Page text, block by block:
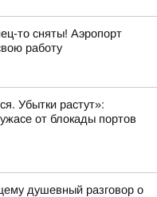
то сняты! Аэропорт
работу
Убытки растут»:
от блокады портов
душевный разговор о